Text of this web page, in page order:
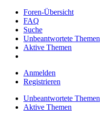
Foren-Übersicht
FAQ
Suche
Unbeantwortete Themen
Aktive Themen
Anmelden
Registrieren
Unbeantwortete Themen
Aktive Themen